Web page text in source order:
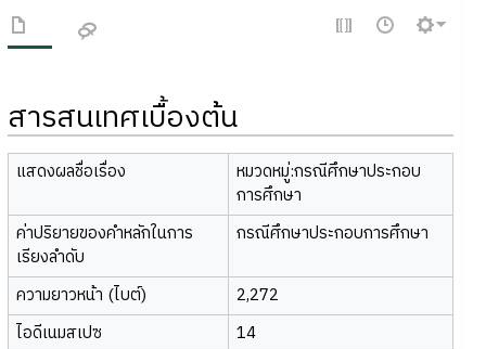
สารสนเทศเบื้องต้น
แสดงผลชื่อเรื่อง
หมวดหมู่:กรณีศึกษาประกอบ
การศึกษา
ค่าปริยายของคำหลักในการ
เรียงลำดับ
กรณีศึกษาประกอบการศึกษา
ความยาวหน้า (ไบต์)
2,272
ไอดีเนมสเปซ
14